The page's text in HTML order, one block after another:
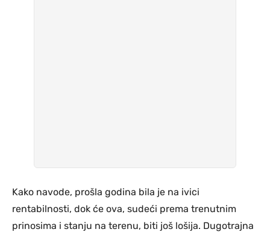
Kako navode, prošla godina bila je na ivici
rentabilnosti, dok će ova, sudeći prema trenutnim
prinosima i stanju na terenu, biti još lošija. Dugotrajna